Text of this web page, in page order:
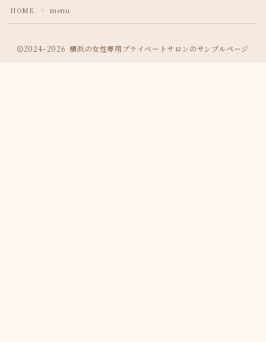
アクセス
お問い合わせ
HOME ＞ menu
2024–2026 横浜の女性専用プライベートサロンのサンプルページ